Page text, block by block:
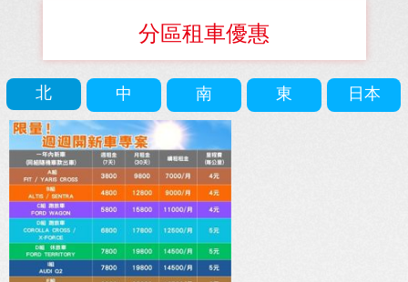
分區租車優惠
北 中 南 東 日本